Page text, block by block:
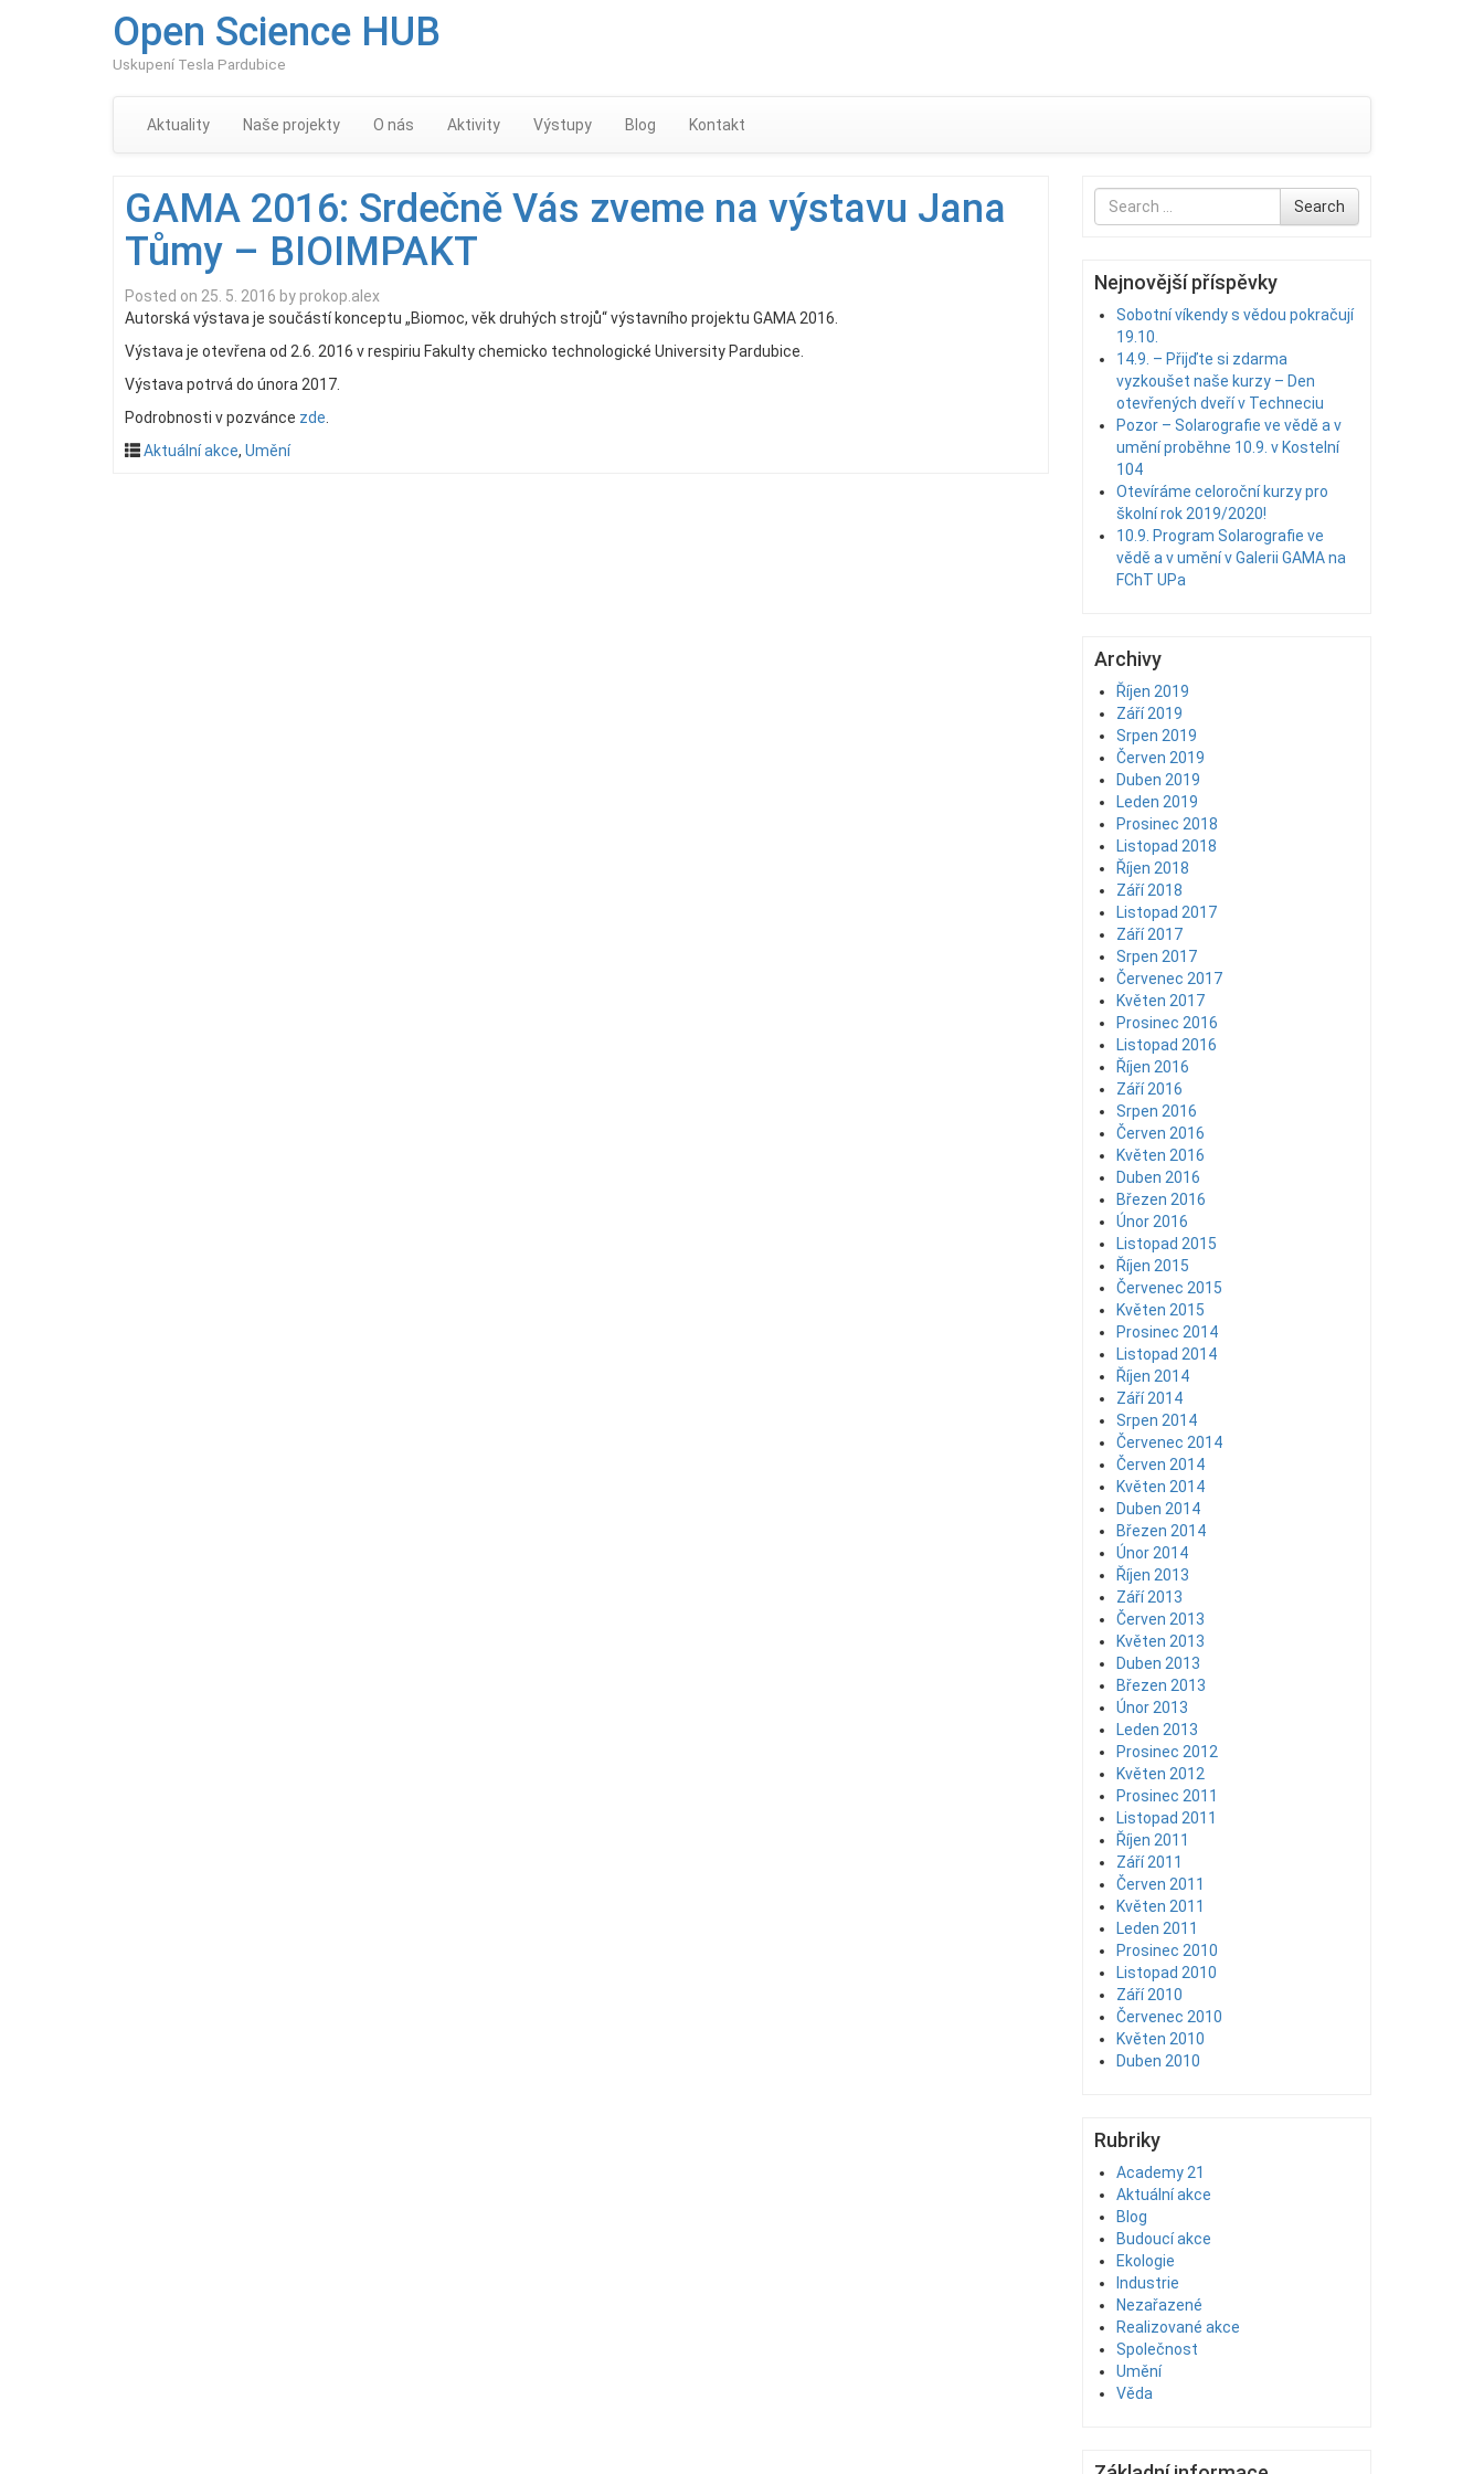
Open Science HUB
Uskupení Tesla Pardubice
Aktuality Naše projekty O nás Aktivity Výstupy Blog Kontakt
GAMA 2016: Srdečně Vás zveme na výstavu Jana
Tůmy – BIOIMPAKT
Posted on 25. 5. 2016 by prokop.alex
Autorská výstava je součástí konceptu „Biomoc, věk druhých strojů“ výstavního projektu GAMA 2016.
Výstava je otevřena od 2.6. 2016 v respiriu Fakulty chemicko technologické University Pardubice.
Výstava potrvá do února 2017.
Podrobnosti v pozvánce zde
Aktuální akce, Umění
Search
for
Search
Nejnovější příspěvky
Sobotní víkendy s vědou pokračují
19.10.
14.9. – Přijďte si zdarma
vyzkoušet naše kurzy – Den
otevřených dveří v Techneciu
Pozor – Solarografie ve vědě a v
umění proběhne 10.9. v Kostelní
104
Otevíráme celoroční kurzy pro
školní rok 2019/2020!
10.9. Program Solarografie ve
vědě a v umění v Galerii GAMA na
FChT UPa
Archivy
Říjen 2019
Září 2019
Srpen 2019
Červen 2019
Duben 2019
Leden 2019
Prosinec 2018
Listopad 2018
Říjen 2018
Září 2018
Listopad 2017
Září 2017
Srpen 2017
Červenec 2017
Květen 2017
Prosinec 2016
Listopad 2016
Říjen 2016
Září 2016
Srpen 2016
Červen 2016
Květen 2016
Duben 2016
Březen 2016
Únor 2016
Listopad 2015
Říjen 2015
Červenec 2015
Květen 2015
Prosinec 2014
Listopad 2014
Říjen 2014
Září 2014
Srpen 2014
Červenec 2014
Červen 2014
Květen 2014
Duben 2014
Březen 2014
Únor 2014
Říjen 2013
Září 2013
Červen 2013
Květen 2013
Duben 2013
Březen 2013
Únor 2013
Leden 2013
Prosinec 2012
Květen 2012
Prosinec 2011
Listopad 2011
Říjen 2011
Září 2011
Červen 2011
Květen 2011
Leden 2011
Prosinec 2010
Listopad 2010
Září 2010
Červenec 2010
Květen 2010
Duben 2010
Rubriky
Academy 21
Aktuální akce
Blog
Budoucí akce
Ekologie
Industrie
Nezařazené
Realizované akce
Společnost
Umění
Věda